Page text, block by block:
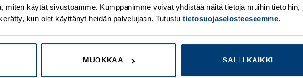
miten käytät sivustoamme. Kumppanimme voivat yhdistää näitä tietoja muihin tietoihin,
kun olet käyttänyt heidän palvelujaan. Tutustu tietosuojaselosteeseemme.
MUOKKAA SALLI KAIKKI